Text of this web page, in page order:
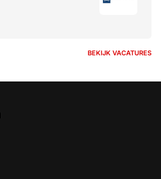
BEKIJK VACATURES